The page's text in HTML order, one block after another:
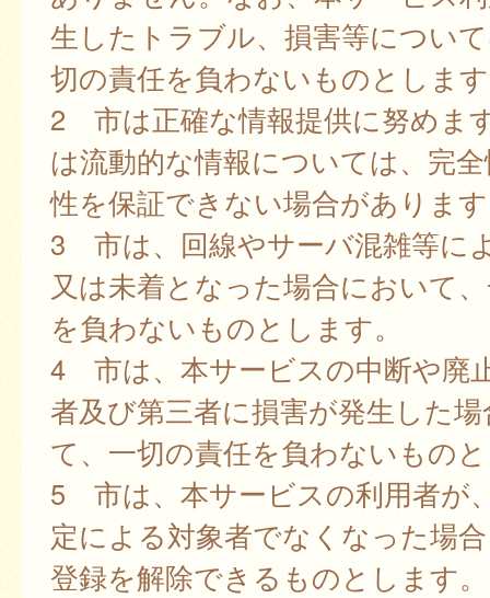
生したトラブル、損害等につい
切の責任を負わないものとしま
2 市は正確な情報提供に努めま
は流動的な情報については、完
性を保証できない場合がありま
3 市は、回線やサーバ混雑等に
又は未着となった場合において
を負わないものとします。
4 市は、本サービスの中断や廃
者及び第三者に損害が発生した
て、一切の責任を負わないもの
5 市は、本サービスの利用者が
定による対象者でなくなった場
登録を解除できるものとします。